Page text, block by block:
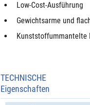
Low-Cost-Ausführung
Gewichtsarme und
Kunststoffummantelte
TECHNISCHE
Eigenschaften